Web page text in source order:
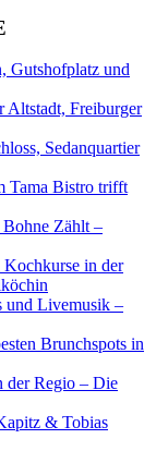
Gutshofplatz und
Altstadt, Freiburger
Sedanquartier
Tama Bistro trifft
Bohne Zählt –
Kochkurse in der
und Livemusik –
Brunchspots in
der Regio – Die